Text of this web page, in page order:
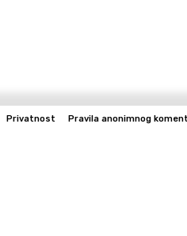
Privatnost Pravila anonimnog